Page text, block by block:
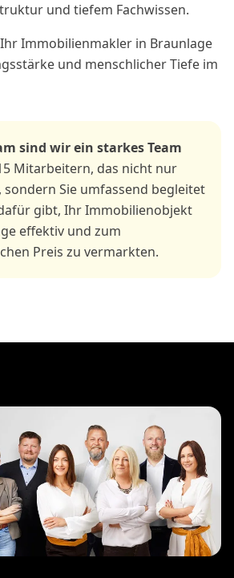
und tiefem Fachwissen.
Immobilienmakler in Braunlage
und menschlicher Tiefe im
sind wir ein starkes Team
Mitarbeitern, das nicht nur
Sie umfassend begleitet
gibt, Ihr Immobilienobjekt
effektiv und zum
Preis zu vermarkten.